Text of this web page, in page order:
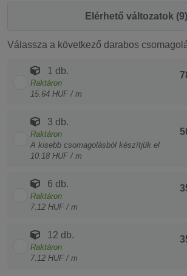
Elérhető változatok (9)
Válassza a következő darabos
1 db.
Raktáron
15.64 HUF / m
3 db.
Raktáron
A kisebb csomagolásból készítjük el
10.18 HUF / m
6 db.
Raktáron
7.12 HUF / m
12 db.
Raktáron
7.12 HUF / m